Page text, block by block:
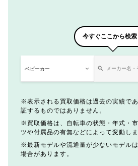
今すぐここから検索
表示される買取価格は過去の実績で
証するものではありません。
買取価格は、自転車の状態・年式・
ツや付属品の有無などによって変動しま
最新モデルや流通量が少ないモデル
場合があります。